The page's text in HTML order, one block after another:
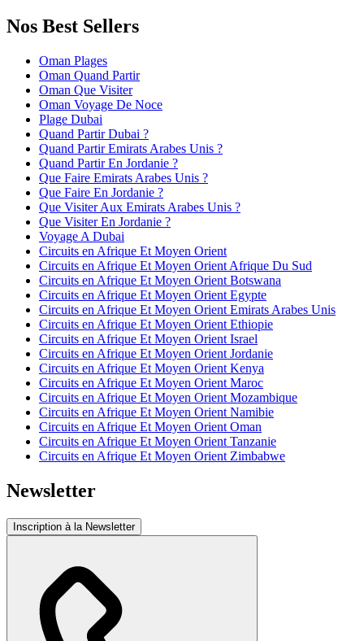
Nos Best Sellers
Oman Plages
Oman Quand Partir
Oman Que Visiter
Oman Voyage De Noce
Plage Dubai
Quand Partir Dubai ?
Quand Partir Emirats Arabes Unis ?
Quand Partir En Jordanie ?
Que Faire Emirats Arabes Unis ?
Que Faire En Jordanie ?
Que Visiter Aux Emirats Arabes Unis ?
Que Visiter En Jordanie ?
Voyage A Dubai
Circuits en Afrique Et Moyen Orient
Circuits en Afrique Et Moyen Orient Afrique Du Sud
Circuits en Afrique Et Moyen Orient Botswana
Circuits en Afrique Et Moyen Orient Egypte
Circuits en Afrique Et Moyen Orient Emirats Arabes Unis
Circuits en Afrique Et Moyen Orient Ethiopie
Circuits en Afrique Et Moyen Orient Israel
Circuits en Afrique Et Moyen Orient Jordanie
Circuits en Afrique Et Moyen Orient Kenya
Circuits en Afrique Et Moyen Orient Maroc
Circuits en Afrique Et Moyen Orient Mozambique
Circuits en Afrique Et Moyen Orient Namibie
Circuits en Afrique Et Moyen Orient Oman
Circuits en Afrique Et Moyen Orient Tanzanie
Circuits en Afrique Et Moyen Orient Zimbabwe
Newsletter
Inscription à la Newsletter